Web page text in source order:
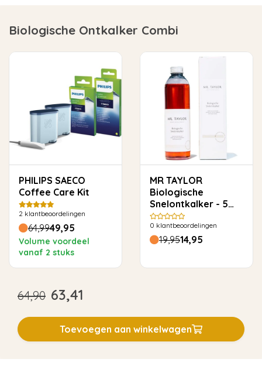
Biologische Ontkalker Combi
PHILIPS SAECO
Coffee Care Kit
2 klantbeoordelingen
64,9949,95
Volume voordeel
vanaf 2 stuks
MR TAYLOR
Biologische
Snelontkalker - 5
keer ontkalken
0 klantbeoordelingen
19,9514,95
64,90 63,41
Toevoegen aan winkelwagen